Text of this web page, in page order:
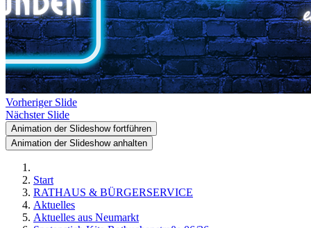
Vorheriger Slide
Nächster Slide
Animation der Slideshow fortführen
Animation der Slideshow anhalten
Start
RATHAUS & BÜRGERSERVICE
Aktuelles
Aktuelles aus Neumarkt